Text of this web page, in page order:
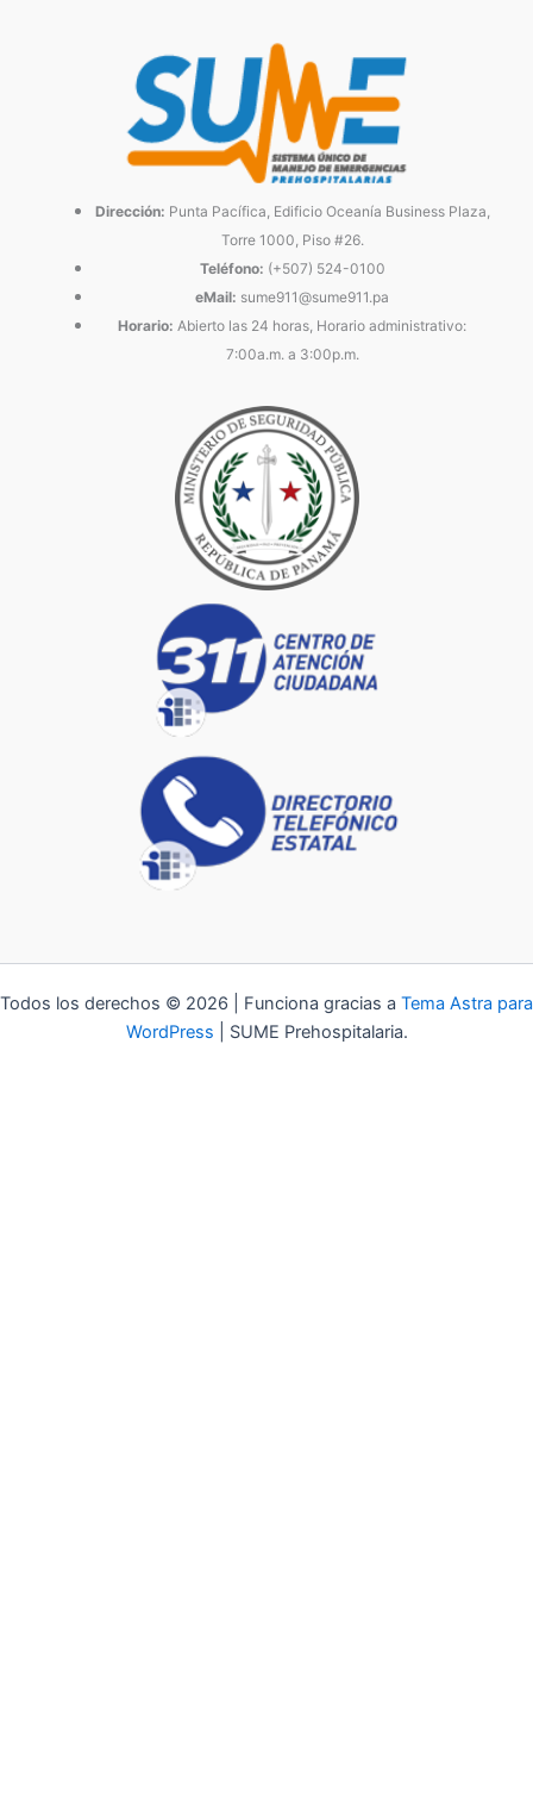
Dirección: Punta Pacífica, Edificio Oceanía Business Plaza,
Torre 1000, Piso #26.
Teléfono: (+507) 524-0100
eMail: sume911@sume911.pa
Horario: Abierto las 24 horas, Horario administrativo:
7:00a.m. a 3:00p.m.
Todos los derechos © 2026 | Funciona gracias a Tema Astra para
WordPress | SUME Prehospitalaria.